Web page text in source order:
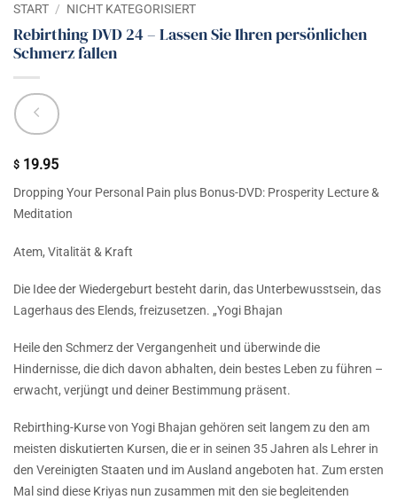
START / NICHT KATEGORISIERT
Rebirthing DVD 24 – Lassen Sie Ihren persönlichen
Schmerz fallen
$ 19.95
Dropping Your Personal Pain plus Bonus-DVD: Prosperity Lecture &
Meditation
Atem, Vitalität & Kraft
Die Idee der Wiedergeburt besteht darin, das Unterbewusstsein, das
Lagerhaus des Elends, freizusetzen. „Yogi Bhajan
Heile den Schmerz der Vergangenheit und überwinde die
Hindernisse, die dich davon abhalten, dein bestes Leben zu führen –
erwacht, verjüngt und deiner Bestimmung präsent.
Rebirthing-Kurse von Yogi Bhajan gehören seit langem zu den am
meisten diskutierten Kursen, die er in seinen 35 Jahren als Lehrer in
den Vereinigten Staaten und im Ausland angeboten hat. Zum ersten
Mal sind diese Kriyas nun zusammen mit den sie begleitenden